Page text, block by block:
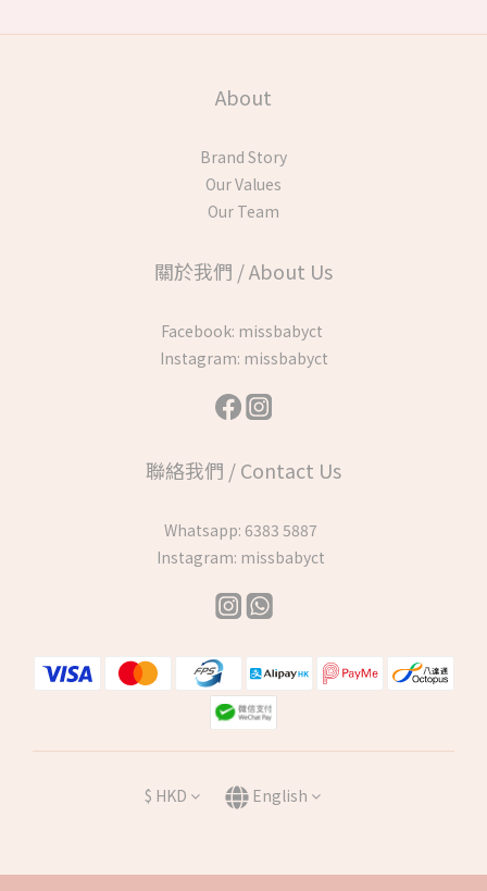
About
Brand Story
Our Values
Our Team
關於我們 / About Us
Facebook: missbabyct
Instagram: missbabyct
聯絡我們 / Contact Us
Whatsapp: 6383 5887
Instagram: missbabyct
$ HKD English